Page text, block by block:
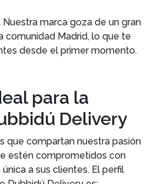
Nuestra marca goza de un gran
comunidad Madrid, lo que te
desde el primer momento.
para la
Delivery
que compartan nuestra pasión
estén comprometidos con
a sus clientes. El perfil